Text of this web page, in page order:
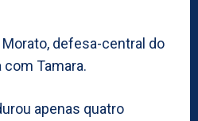
defesa-central do
Tamara.
apenas quatro